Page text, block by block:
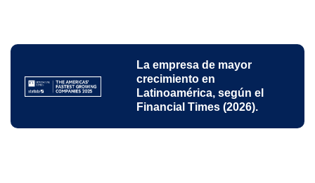
La empresa de mayor
crecimiento en
Latinoamérica, según el
Financial Times (2026).